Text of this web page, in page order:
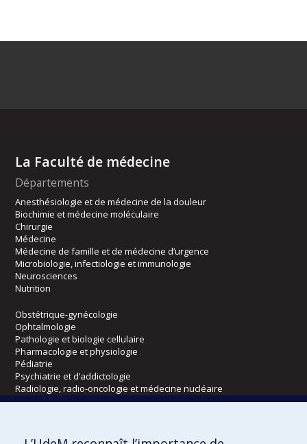
La Faculté de médecine
Départements
Anesthésiologie et de médecine de la douleur
Biochimie et médecine moléculaire
Chirurgie
Médecine
Médecine de famille et de médecine d’urgence
Microbiologie, infectiologie et immunologie
Neurosciences
Nutrition
Obstétrique-gynécologie
Ophtalmologie
Pathologie et biologie cellulaire
Pharmacologie et physiologie
Pédiatrie
Psychiatrie et d’addictologie
Radiologie, radio-oncologie et médecine nucléaire